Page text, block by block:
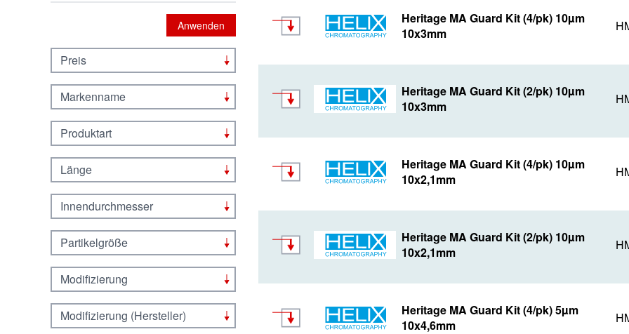
Anwenden
Preis
Markenname
Produktart
Länge
Innendurchmesser
Partikelgröße
Modifizierung
Modifizierung (Hersteller)
Heritage MA Guard Kit (4/pk) 10µm
10x3mm
Heritage MA Guard Kit (2/pk) 10µm
10x3mm
Heritage MA Guard Kit (4/pk) 10µm
10x2,1mm
Heritage MA Guard Kit (2/pk) 10µm
10x2,1mm
Heritage MA Guard Kit (4/pk) 5µm
10x4,6mm